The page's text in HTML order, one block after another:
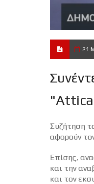
21
Συζήτηση
αφορούν
Επίσης,
και την
και τον